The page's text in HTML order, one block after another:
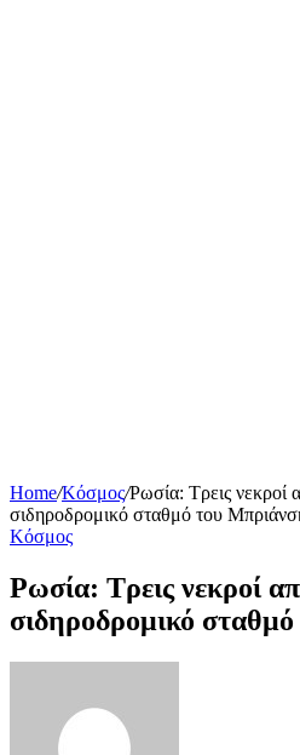
Home/Κόσμος/Ρωσία: Τρεις νεκροί
σιδηροδρομικό σταθμό του
Κόσμος
Ρωσία: Τρεις νεκροί
σιδηροδρομικό